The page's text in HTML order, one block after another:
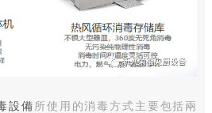
設備 所使用的消毒方式主要包括兩